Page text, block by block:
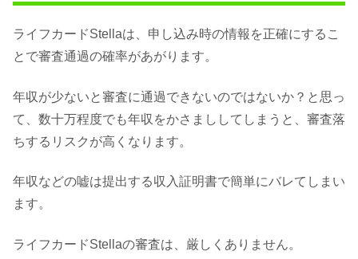
ライフカードStellaは、申し込み時の情報を正確にするこ
とで審査通過の確率があがります。
年収が少ないと審査に通過できないのではないか？と思っ
て、数十万程度でも年収をかさまししてしまうと、審査落
ちするリスクが高くなります。
年収などの嘘は提出する収入証明書で簡単にバレてしまい
ます。
ライフカードStellaの審査は、厳しくありません。